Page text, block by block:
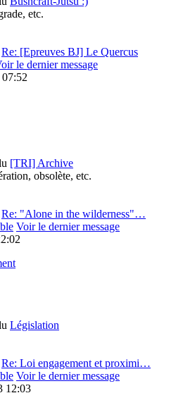
etc.
Re: [Epreuves BJ] Le Quercus
le dernier message
[TRI] Archive
obsolète, etc.
Re: "Alone in the wilderness"…
Voir le dernier message
Législation
Re: Loi engagement et proximi…
Voir le dernier message
12:03